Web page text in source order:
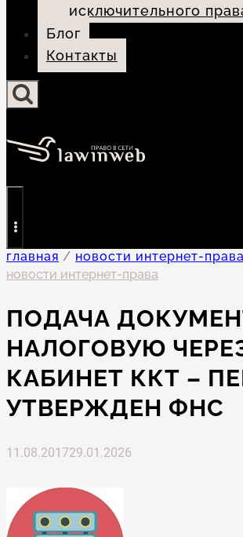
исключительного
Блог
Контакты
главная / новости интернет-права
новости интернет-права
ПОДАЧА
НАЛОГОВУЮ
КАБИНЕТ ККТ –
УТВЕРЖДЕН ФНС
11.08.201729.01.2026